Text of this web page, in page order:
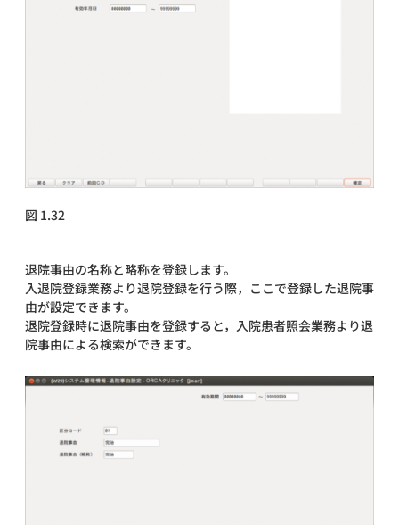
図 1.32
退院事由の名称と略称を登録します。
入退院登録業務より退院登録を行う際，ここで登録した退院事
由が設定できます。
退院登録時に退院事由を登録すると，入院患者照会業務より退
院事由による検索ができます。